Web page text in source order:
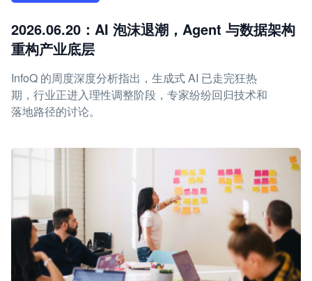
2026.06.20：AI 泡沫退潮，Agent 与数据架构
重构产业底层
InfoQ 的周度深度分析指出，生成式 AI 已走完狂热
期，行业正进入理性调整阶段，专家纷纷回归技术和
落地路径的讨论。